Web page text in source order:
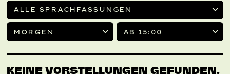
ALLE SPRACHFASSUNGEN
MORGEN AB 15:00
KEINE VORSTELLUNGEN GEFUNDEN.